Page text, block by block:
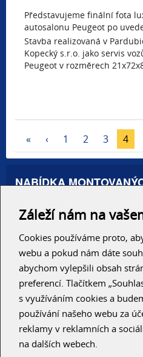
Představujeme finální fota
autosalonu Peugeot po
Stavba realizovaná v
Kopecký s.r.o. jako servis
Peugeot v rozměrech
« ‹ 1 2 3 4
NABÍDKA
Autosalony, servisy
Skladové haly
Zemědělské haly
Konzolové regály
RYCHLÝ KONTAKT
Záleží nám na
Cookies používáme proto,
webu a pokud nám dáte
abychom vylepšili obsah
preferencí. Tlačítkem
s využíváním cookies a
používání našeho webu za
reklamy v reklamních a
na dalších webech.